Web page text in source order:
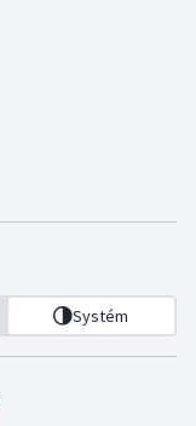
Systém